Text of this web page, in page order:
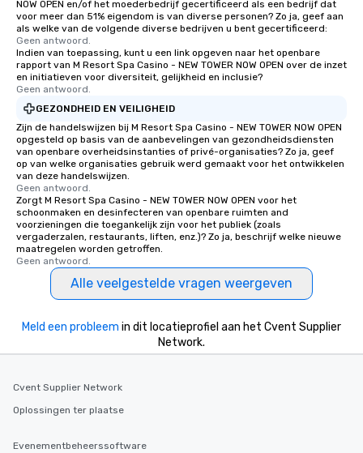
NOW OPEN en/of het moederbedrijf gecertificeerd als een bedrijf dat
voor meer dan 51% eigendom is van diverse personen? Zo ja, geef aan
als welke van de volgende diverse bedrijven u bent gecertificeerd:
Geen antwoord.
Indien van toepassing, kunt u een link opgeven naar het openbare
rapport van M Resort Spa Casino - NEW TOWER NOW OPEN over de inzet
en initiatieven voor diversiteit, gelijkheid en inclusie?
Geen antwoord.
GEZONDHEID EN VEILIGHEID
Zijn de handelswijzen bij M Resort Spa Casino - NEW TOWER NOW OPEN
opgesteld op basis van de aanbevelingen van gezondheidsdiensten
van openbare overheidsinstanties of privé-organisaties? Zo ja, geef
op van welke organisaties gebruik werd gemaakt voor het ontwikkelen
van deze handelswijzen.
Geen antwoord.
Zorgt M Resort Spa Casino - NEW TOWER NOW OPEN voor het
schoonmaken en desinfecteren van openbare ruimten and
voorzieningen die toegankelijk zijn voor het publiek (zoals
vergaderzalen, restaurants, liften, enz.)? Zo ja, beschrijf welke nieuwe
maatregelen worden getroffen.
Geen antwoord.
Alle veelgestelde vragen weergeven
Meld een probleem in dit locatieprofiel aan het Cvent Supplier
Network.
Cvent Supplier Network
Oplossingen ter plaatse
Evenementbeheerssoftware